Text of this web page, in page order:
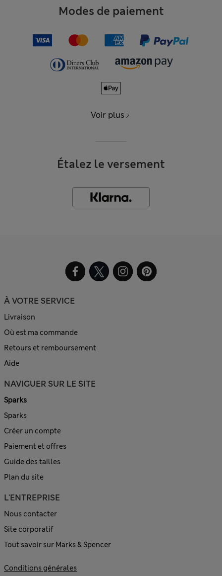
Modes de paiement
Voir plus
Étalez le versement
À VOTRE SERVICE
Livraison
Où est ma commande
Retours et remboursement
Aide
NAVIGUER SUR LE SITE
Sparks
Sparks
Créer un compte
Paiement et offres
Guide des tailles
Plan du site
L'ENTREPRISE
Nous contacter
Site corporatif
Tout savoir sur Marks & Spencer
Conditions générales